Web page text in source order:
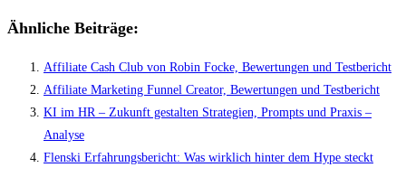
Ähnliche Beiträge:
Affiliate Cash Club von Robin Focke, Bewertungen und Testbericht
Affiliate Marketing Funnel Creator, Bewertungen und Testbericht
KI im HR – Zukunft gestalten Strategien, Prompts und Praxis –
Analyse
Flenski Erfahrungsbericht: Was wirklich hinter dem Hype steckt